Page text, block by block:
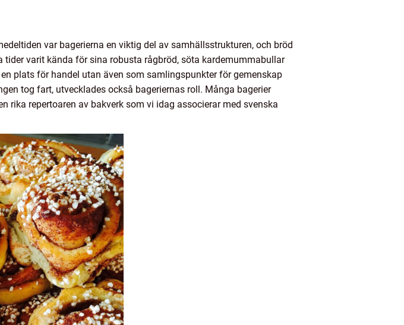
var bagerierna en viktig del av samhällsstrukturen, och bröd
varit kända för sina robusta rågbröd, söta kardemummabullar
plats för handel utan även som samlingspunkter för gemenskap
tog fart, utvecklades också bageriernas roll. Många bagerier
rika repertoaren av bakverk som vi idag associerar med svenska